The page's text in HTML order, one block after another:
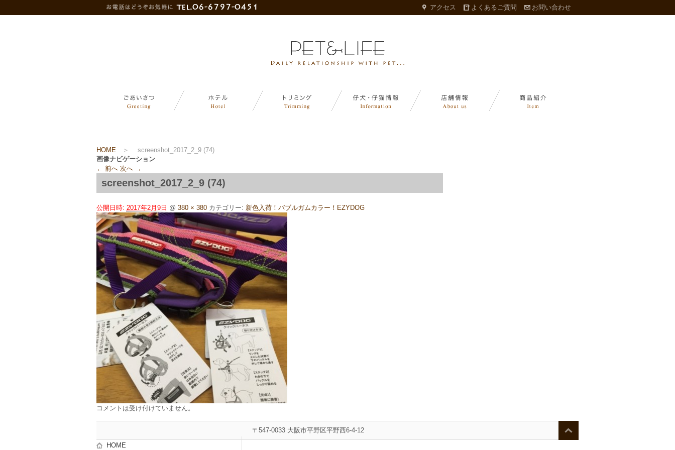
アクセス よくあるご質問 お問い合わせ
HOME ＞
screenshot_2017_2_9 (74)
画像ナビゲーション
← 前へ 次へ →
screenshot_2017_2_9 (74)
公開日時: 2017年2月9日 @ 380 × 380 カテゴリー: 新色入荷！バブルガムカラー！EZYDOG
コメントは受け付けていません。
HOME
〒547-0033 大阪市平野区平野西6-4-12